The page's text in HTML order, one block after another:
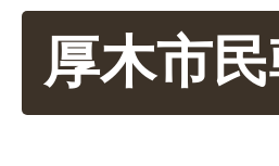
厚木市